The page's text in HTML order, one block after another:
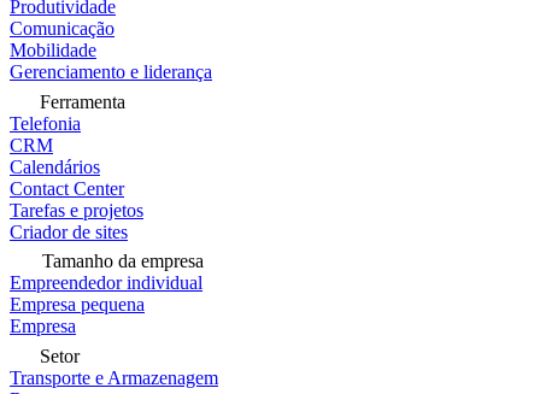
Produtividade
Comunicação
Mobilidade
Gerenciamento e liderança
Ferramenta
Telefonia
CRM
Calendários
Contact Center
Tarefas e projetos
Criador de sites
Tamanho da empresa
Empreendedor individual
Empresa pequena
Empresa
Setor
Transporte e Armazenagem